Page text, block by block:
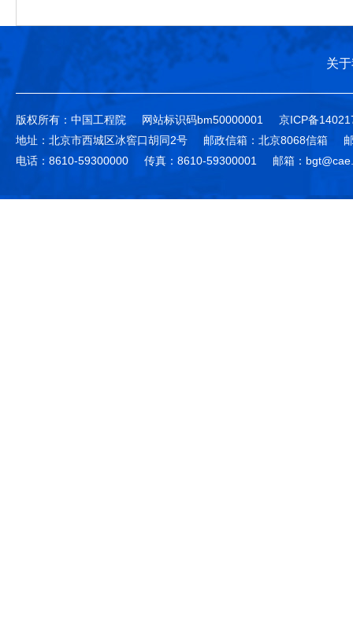
关
版权所有：中国工程院 网站标识码bm50000001
京ICP备
地址：北京市西城区冰窖口胡同2号
邮政信箱：北京8068信箱
电话：8610-59300000
传真：8610-59300001 邮箱：